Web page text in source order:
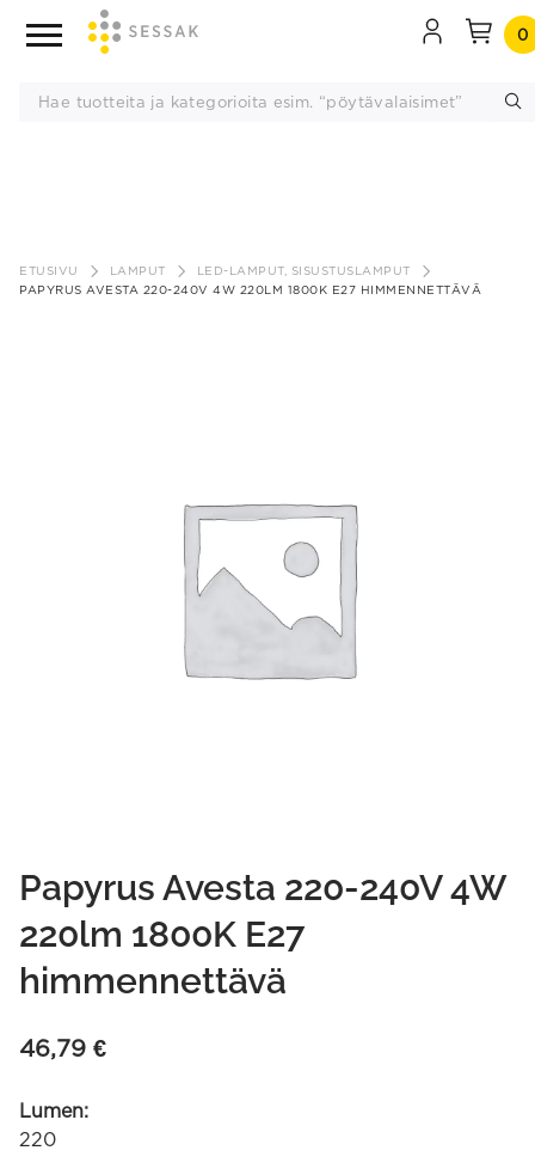
sisältöön
0
ETUSIVU LAMPUT
LED-LAMPUT, SISUSTUSLAMPUT
PAPYRUS AVESTA 220-240V 4W 220LM 1800K E27 HIMMENNETTÄVÄ
Papyrus Avesta 220-240V 4W
220lm 1800K E27
himmennettävä
46,79 €
Lumen:
220